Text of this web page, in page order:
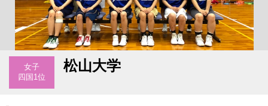
女子
四国1位
松山大学